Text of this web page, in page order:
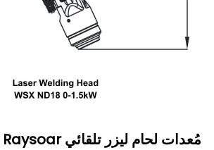
اتصل بنا
مُعدات لحام ليزر تلقائي Raysoar لمزج الصناعات